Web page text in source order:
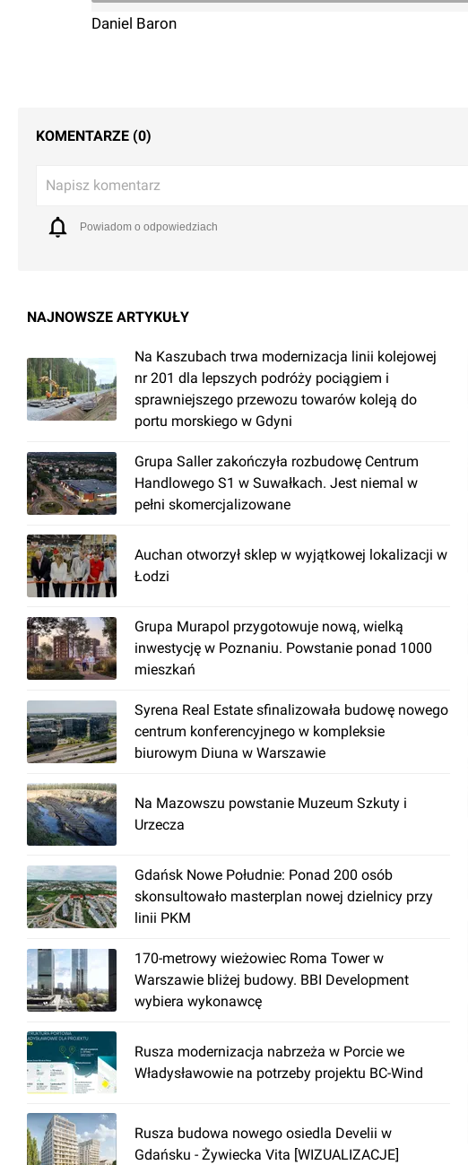
Daniel Baron
KOMENTARZE (0)
Napisz komentarz
Powiadom o odpowiedziach
NAJNOWSZE ARTYKUŁY
Na Kaszubach trwa modernizacja linii kolejowej
nr 201 dla lepszych podróży pociągiem i
sprawniejszego przewozu towarów koleją do
portu morskiego w Gdyni
Grupa Saller zakończyła rozbudowę Centrum
Handlowego S1 w Suwałkach. Jest niemal w
pełni skomercjalizowane
Auchan otworzył sklep w wyjątkowej lokalizacji w
Łodzi
Grupa Murapol przygotowuje nową, wielką
inwestycję w Poznaniu. Powstanie ponad 1000
mieszkań
Syrena Real Estate sfinalizowała budowę nowego
centrum konferencyjnego w kompleksie
biurowym Diuna w Warszawie
Na Mazowszu powstanie Muzeum Szkuty i
Urzecza
Gdańsk Nowe Południe: Ponad 200 osób
skonsultowało masterplan nowej dzielnicy przy
linii PKM
170-metrowy wieżowiec Roma Tower w
Warszawie bliżej budowy. BBI Development
wybiera wykonawcę
Rusza modernizacja nabrzeża w Porcie we
Władysławowie na potrzeby projektu BC-Wind
Rusza budowa nowego osiedla Develii w
Gdańsku - Żywiecka Vita [WIZUALIZACJE]